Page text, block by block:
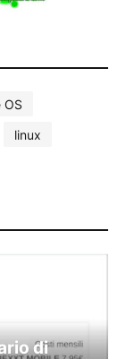
OS
linux
di